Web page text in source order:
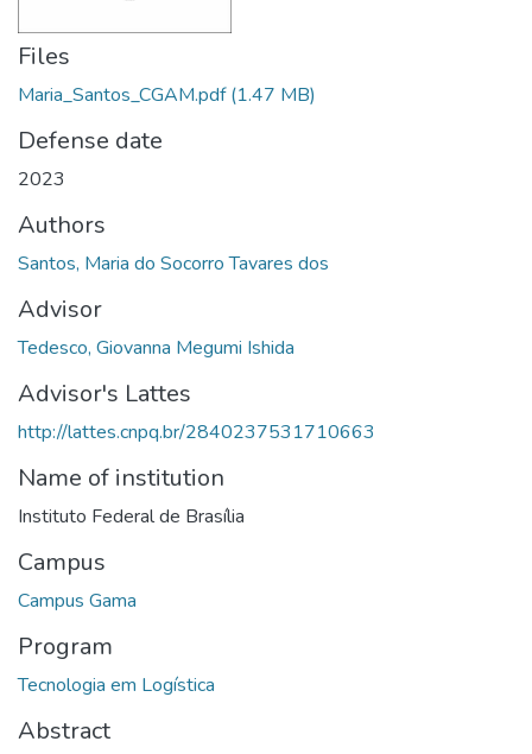
Files
Maria_Santos_CGAM.pdf(1.47 MB)
Defense date
2023
Authors
Santos, Maria do Socorro Tavares dos
Advisor
Tedesco, Giovanna Megumi Ishida
Advisor's Lattes
http://lattes.cnpq.br/2840237531710663
Name of institution
Instituto Federal de Brasília
Campus
Campus Gama
Program
Tecnologia em Logística
Abstract